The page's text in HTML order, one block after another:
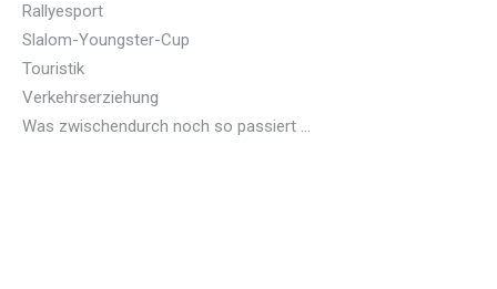
Rallyesport
Slalom-Youngster-Cup
Touristik
Verkehrserziehung
Was zwischendurch noch so passiert …